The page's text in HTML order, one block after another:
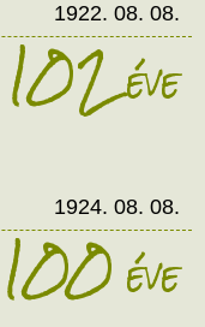
1922. 08. 08.
102éve
1924. 08. 08.
100éve